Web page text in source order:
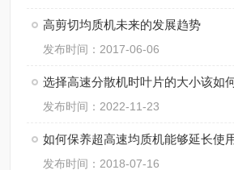
高剪切均质机未来的发展趋势
发布时间：2017-06-06
选择高速分散机时叶片的大小该如
发布时间：2022-11-23
如何保养超高速均质机能够延长使
发布时间：2018-07-16